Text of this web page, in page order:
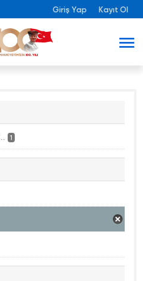
Giriş Yap Kayıt Ol
1